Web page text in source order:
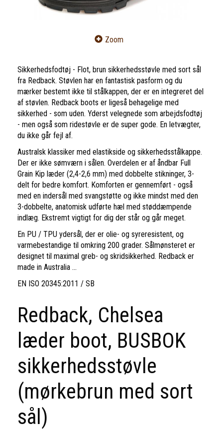
Zoom
Sikkerhedsfodtøj - Flot, brun sikkerhedsstøvle med sort sål
fra Redback. Støvlen har en fantastisk pasform og du
mærker bestemt ikke til stålkappen, der er en integreret del
af støvlen. Redback boots er ligeså behagelige med
sikkerhed - som uden. Yderst velegnede som arbejdsfodtøj
- men også som ridestøvle er de super gode. En letvægter,
du ikke går fejl af.
Australsk klassiker med elastikside og sikkerhedsstålkappe.
Der er ikke sømværn i sålen. Overdelen er af åndbar Full
Grain Kip læder (2,4-2,6 mm) med dobbelte stikninger, 3-
delt for bedre komfort. Komforten er gennemført - også
med en indersål med svangstøtte og ikke mindst med den
3-dobbelte, anatomisk udførte hæl med støddæmpende
indlæg. Ekstremt vigtigt for dig der står og går meget.
En PU / TPU ydersål, der er olie- og syreresistent, og
varmebestandige til omkring 200 grader. Sålmønsteret er
designet til maximal greb- og skridsikkerhed. Redback er
made in Australia ...
EN ISO 20345:2011 / SB
Redback, Chelsea
læder boot, BUSBOK
sikkerhedsstøvle
(mørkebrun med sort
sål)